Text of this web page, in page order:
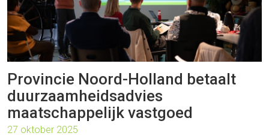
Provincie Noord-Holland betaalt
duurzaamheidsadvies
maatschappelijk vastgoed
27 oktober 2025